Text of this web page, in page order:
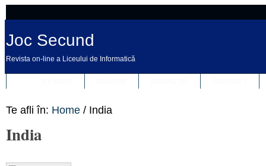
Joc Secund
Revista on-line a Liceului de Informatică
Te afli în: Home / India
India